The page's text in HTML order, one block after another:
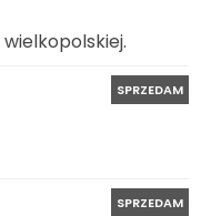
SPRZEDAM
SPRZEDAM